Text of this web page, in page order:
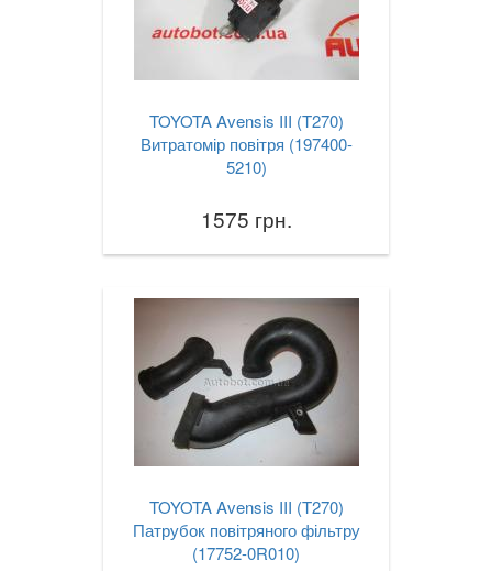
TOYOTA Avensis III (T270)
Витратомір повітря (197400-
5210)
1575 грн.
TOYOTA Avensis III (T270)
Патрубок повітряного фільтру
(17752-0R010)